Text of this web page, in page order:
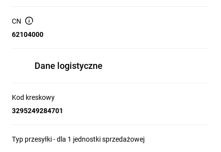
CN
62104000
Dane logistyczne
Kod kreskowy
3295249284701
Typ przesyłki - dla 1 jednostki sprzedażowej